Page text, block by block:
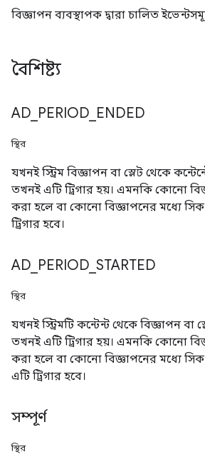
বিজ্ঞাপন ব্যবস্থাপক দ্বারা চালিত
বৈশিষ্ট্য
AD PERIOD ENDED
স্থির
যখনই স্ট্রিম বিজ্ঞাপন বা স্লেট থেকে
তখনই এটি ট্রিগার হয়। এমনকি কোনো
করা হলে বা কোনো বিজ্ঞাপনের মধ্যে
ট্রিগার হবে।
AD PERIOD STARTED
স্থির
যখনই স্ট্রিমটি কন্টেন্ট থেকে বিজ্ঞাপন বা
তখনই এটি ট্রিগার হয়। এমনকি কোনো
করা হলে বা কোনো বিজ্ঞাপনের মধ্যে
এটি ট্রিগার হবে।
সম্পূর্ণ
স্থির